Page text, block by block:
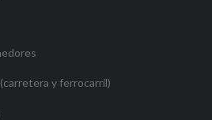
y ferrocarril)